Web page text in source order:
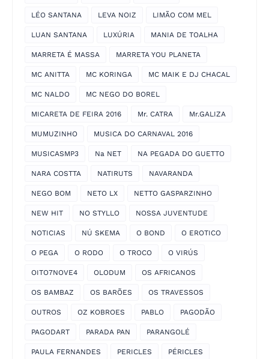
LÉO SANTANA LEVA NOIZ LIMÃO COM MEL
LUAN SANTANA LUXÚRIA MANIA DE TOALHA
MARRETA É MASSA MARRETA YOU PLANETA
MC ANITTA MC KORINGA MC MAIK E DJ CHACAL
MC NALDO MC NEGO DO BOREL
MICARETA DE FEIRA 2016 Mr. CATRA Mr.GALIZA
MUMUZINHO MUSICA DO CARNAVAL 2016
MUSICASMP3 Na NET NA PEGADA DO GUETTO
NARA COSTTA NATIRUTS NAVARANDA
NEGO BOM NETO LX NETTO GASPARZINHO
NEW HIT NO STYLLO NOSSA JUVENTUDE
NOTICIAS NÚ SKEMA O BOND O EROTICO
O PEGA O RODO O TROCO O VIRÚS
OITO7NOVE4 OLODUM OS AFRICANOS
OS BAMBAZ OS BARÕES OS TRAVESSOS
OUTROS OZ KOBROES PABLO PAGODÃO
PAGODART PARADA PAN PARANGOLÉ
PAULA FERNANDES PERICLES PÉRICLES